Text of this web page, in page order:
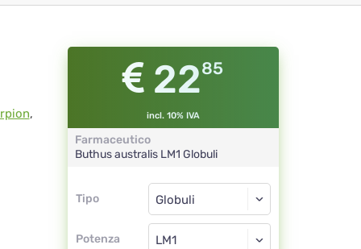
,
2285
incl. 10% IVA
Farmaceutico
Buthus australis LM1 Globuli
Tipo
Tipo
Potenza
Globuli
LM1